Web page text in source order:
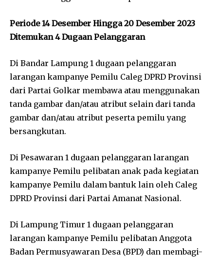
Periode 14 Desember Hingga 20 Desember 2023
Ditemukan 4 Dugaan Pelanggaran
Di Bandar Lampung 1 dugaan pelanggaran
larangan kampanye Pemilu Caleg DPRD Provinsi
dari Partai Golkar membawa atau menggunakan
tanda gambar dan/atau atribut selain dari tanda
gambar dan/atau atribut peserta pemilu yang
bersangkutan.
Di Pesawaran 1 dugaan pelanggaran larangan
kampanye Pemilu pelibatan anak pada kegiatan
kampanye Pemilu dalam bantuk lain oleh Caleg
DPRD Provinsi dari Partai Amanat Nasional.
Di Lampung Timur 1 dugaan pelanggaran
larangan kampanye Pemilu pelibatan Anggota
Badan Permusyawaran Desa (BPD) dan membagi-